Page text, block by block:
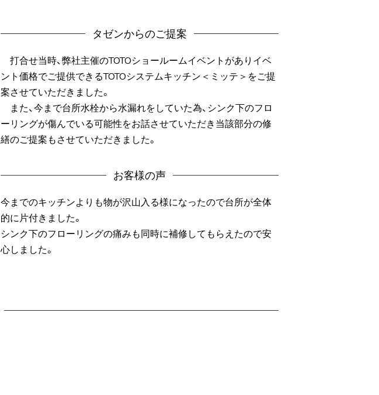
タゼンからのご提案
打合せ当時、弊社主催のTOTOショールームイベントがありイベ
ント価格でご提供できるTOTOシステムキッチン＜ミッテ＞をご提
案させていただきました。
また、今まで台所水栓から水漏れをしていた為、シンク下のフロ
ーリングが傷んでいる可能性をお話させていただき当該部分の修
繕のご提案もさせていただきました。
お客様の声
今までのキッチンよりも物が沢山入る様になったので台所が全体
的に片付きました。
シンク下のフローリングの痛みも同時に補修してもらえたので安
心しました。